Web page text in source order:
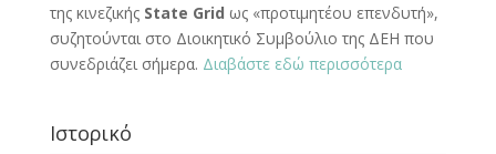
της κινεζικής State Grid ως «προτιμητέου επενδυτή»,
συζητούνται στο Διοικητικό Συμβούλιο της ΔΕΗ που
συνεδριάζει σήμερα. Διαβάστε εδώ περισσότερα
Ιστορικό